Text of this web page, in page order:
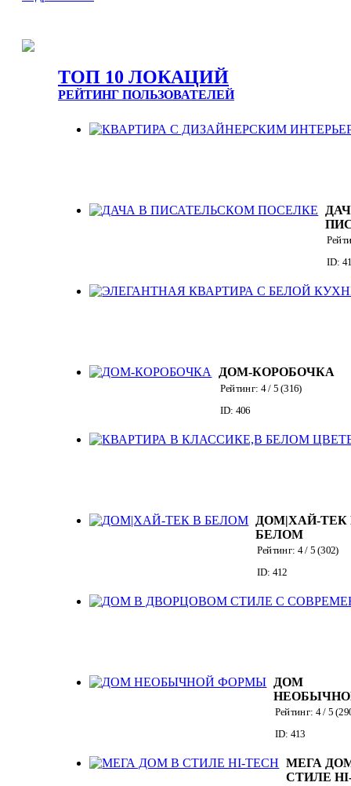
ТОП 10 ЛОКАЦИЙ
РЕЙТИНГ ПОЛЬЗОВАТЕЛЕЙ
ID:
ДОМ-КОРОБОЧКА
Рейтинг: 4/ 5 (316)
ID: 406
ДОМ|ХАЙ-ТЕК
БЕЛОМ
Рейтинг: 4/ 5 (302)
ID: 412
ДОМ
ФОРМЫ
Рейтинг: 4/ 5 (
ID: 413
МЕГА
СТИЛЕ